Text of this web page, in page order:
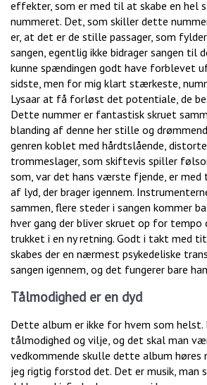
effekter, som er med til at skabe en
nummeret. Det, som skiller dette
er, at det er de stille passager, som
sangen, egentlig ikke bidrager sangen til
kunne spændingen godt have forblevet
sidste, men for mig klart stærkeste,
Lysaar at få forløst det potentiale, de
Dette nummer er fantastisk skruet
blanding af denne her stille og
genren koblet med hårdtslående,
trommeslager, som skiftevis spiller
som, var det hans værste fjende, er med
af lyd, der brager igennem.
sammen, flere steder i sangen kommer
hver gang der bliver skruet op for tempo
trukket i en ny retning. Godt i takt med
skabes der en nærmest psykedeliske
sangen igennem, og det fungerer bare
Tålmodighed er en dyd
Dette album er ikke for hvem som
tålmodighed og vilje, og det skal man
vedkommende skulle dette album høres
jeg rigtig forstod det. Det er musik, man